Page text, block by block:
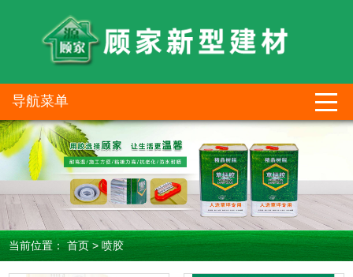
导航菜单
当前位置：首页>喷胶